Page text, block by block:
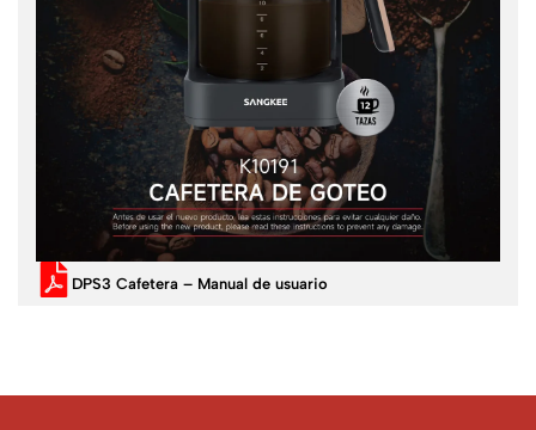
DPS3 Cafetera – Manual de usuario